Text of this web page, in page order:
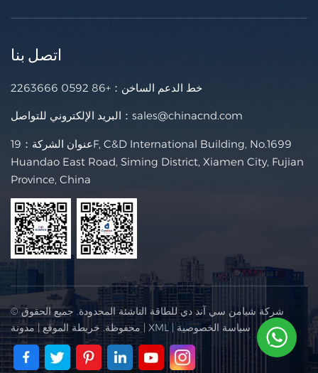
اتصل بنا
خط الدعم الساخن： +86 0592 2263666
البريد الإلكتروني للتواصل： sales@chinacnd.com
عنوان الشركة：19F, C&D International Building, No.1699
Huandao East Road, Siming District, Xiamen City, Fujian
Province, China
© شركة شيامن سي آند دي للطاقة الناشئة المحدودة. جميع الحقوق
محفوظة.خريطة الموقع|مدونة | XML |سياسة الخصوصية